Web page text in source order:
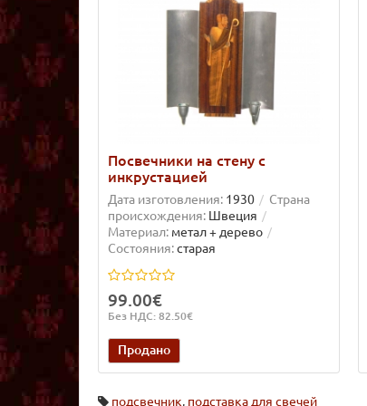
Посвечники на стену с
инкрустацией
Дата изготовления: 1930
Страна
происхождения: Швеция
Материал: метал + дерево
Состояния:старая
99.00€
Без НДС: 82.50€
Продано
подсвечник, подставка для свечей